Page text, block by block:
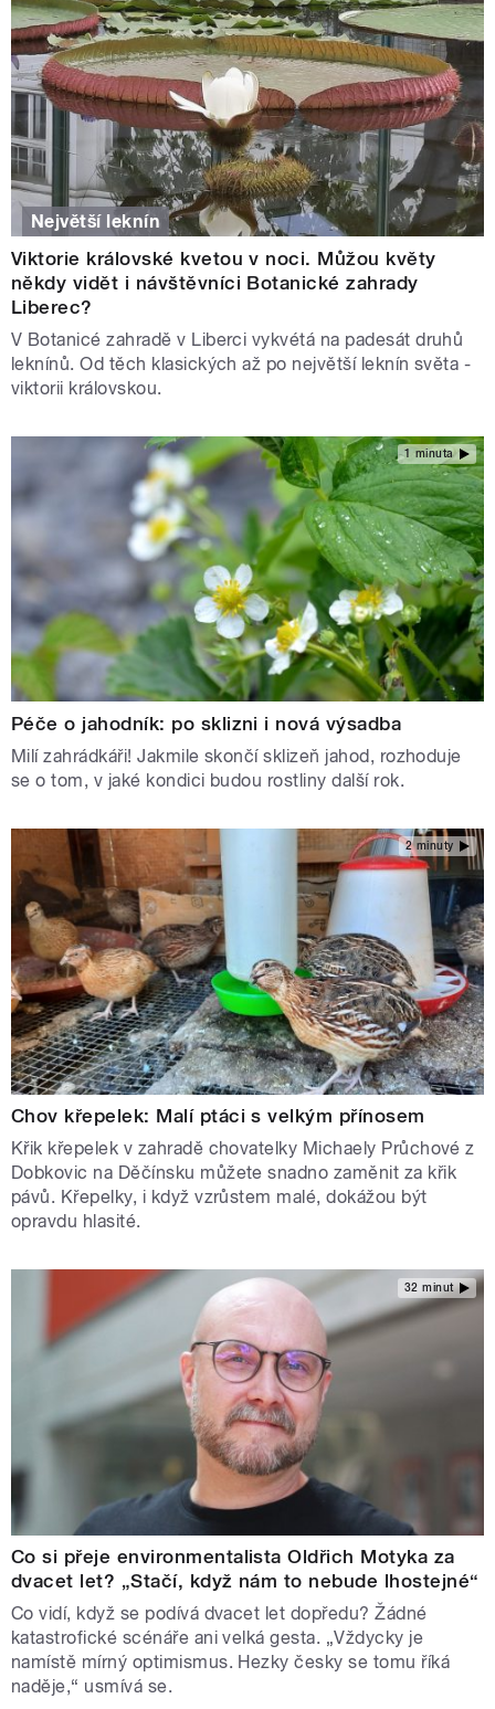
Největší leknín
Viktorie královské kvetou v noci. Můžou květy
někdy vidět i návštěvníci Botanické zahrady
Liberec?
V Botanicé zahradě v Liberci vykvétá na padesát druhů
leknínů. Od těch klasických až po největší leknín světa -
viktorii královskou.
1 minuta
Péče o jahodník: po sklizni i nová výsadba
Milí zahrádkáři! Jakmile skončí sklizeň jahod, rozhoduje
se o tom, v jaké kondici budou rostliny další rok.
2 minuty
Chov křepelek: Malí ptáci s velkým přínosem
Křik křepelek v zahradě chovatelky Michaely Průchové z
Dobkovic na Děčínsku můžete snadno zaměnit za křik
pávů. Křepelky, i když vzrůstem malé, dokážou být
opravdu hlasité.
32 minut
Co si přeje environmentalista Oldřich Motyka za
dvacet let? „Stačí, když nám to nebude lhostejné“
Co vidí, když se podívá dvacet let dopředu? Žádné
katastrofické scénáře ani velká gesta. „Vždycky je
namístě mírný optimismus. Hezky česky se tomu říká
naděje,“ usmívá se.